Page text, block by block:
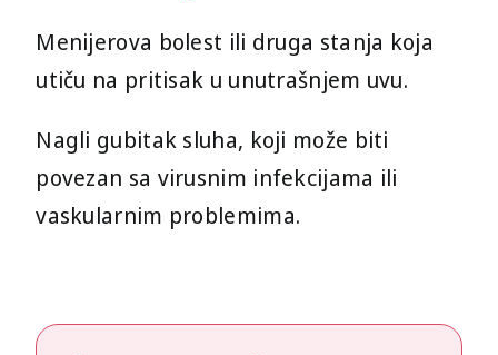
Menijerova bolest ili druga stanja koja
utiču na pritisak u unutrašnjem uvu.
Nagli gubitak sluha, koji može biti
povezan sa virusnim infekcijama ili
vaskularnim problemima.
Dan: Od: Do:
Ponedeljak 12:00h 16:00h
Utorak 13:00h
Četvrtak 14:00h 19:00h